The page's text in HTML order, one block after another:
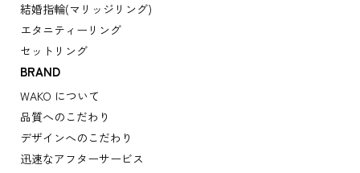
結婚指輪(マリッジリング)
エタニティーリング
セットリング
BRAND
WAKO について
品質へのこだわり
デザインへのこだわり
迅速なアフターサービス